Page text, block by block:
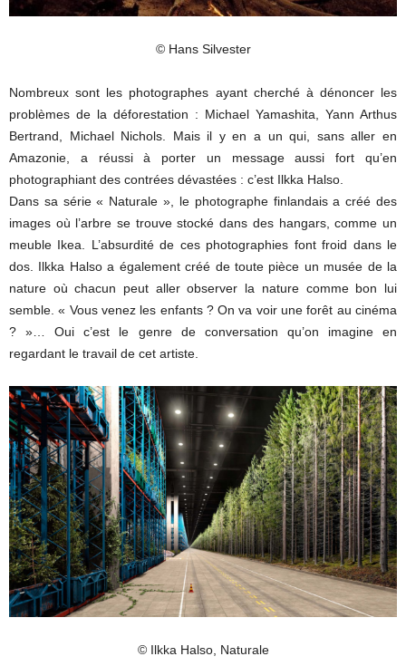
© Hans Silvester
Nombreux sont les photographes ayant cherché à dénoncer les
problèmes de la déforestation : Michael Yamashita, Yann Arthus
Bertrand, Michael Nichols. Mais il y en a un qui, sans aller en
Amazonie, a réussi à porter un message aussi fort qu’en
photographiant des contrées dévastées : c’est Ilkka Halso.
Dans sa série « Naturale », le photographe finlandais a créé des
images où l’arbre se trouve stocké dans des hangars, comme un
meuble Ikea. L’absurdité de ces photographies font froid dans le
dos. Ilkka Halso a également créé de toute pièce un musée de la
nature où chacun peut aller observer la nature comme bon lui
semble. « Vous venez les enfants ? On va voir une forêt au cinéma
? »… Oui c’est le genre de conversation qu’on imagine en
regardant le travail de cet artiste.
© Ilkka Halso, Naturale